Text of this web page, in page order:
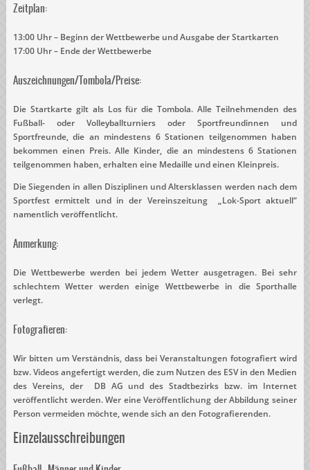
Zeitplan:
13:00 Uhr – Beginn der Wettbewerbe und Ausgabe der Startkarten
17:00 Uhr – Ende der Wettbewerbe
Auszeichnungen/Tombola/Preise:
Die Startkarte gilt als Los für die Tombola. Alle Teilnehmenden des
Fußball- oder Volleyballturniers oder Sportfreundinnen und
Sportfreunde, die an mindestens 6 Stationen teilgenommen haben
bekommen einen Preis. Alle Kinder, die an mindestens 6 Stationen
teilgenommen haben, erhalten eine Medaille und einen Kleinpreis.
Die Siegenden in allen Disziplinen und Altersklassen werden nach dem
Sportfest ermittelt und in der Vereinszeitung „Lok-Sport aktuell“
namentlich veröffentlicht.
Anmerkung:
Die Wettbewerbe werden bei jedem Wetter ausgetragen. Bei sehr
schlechtem Wetter werden einige Wettbewerbe in die Sporthalle
verlegt.
Fotografieren:
Wir bitten um Verständnis, dass bei Veranstaltungen fotografiert wird
bzw. Videos angefertigt werden, die zum Nutzen des ESV in den Medien
des Vereins, der DB AG und des Stadtbezirks bzw. im Internet
veröffentlicht werden. Wer eine Veröffentlichung der Abbildung seiner
Person vermeiden möchte, wende sich an den Fotografierenden.
Einzelausschreibungen